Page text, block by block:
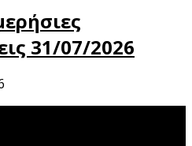
31/07/2026